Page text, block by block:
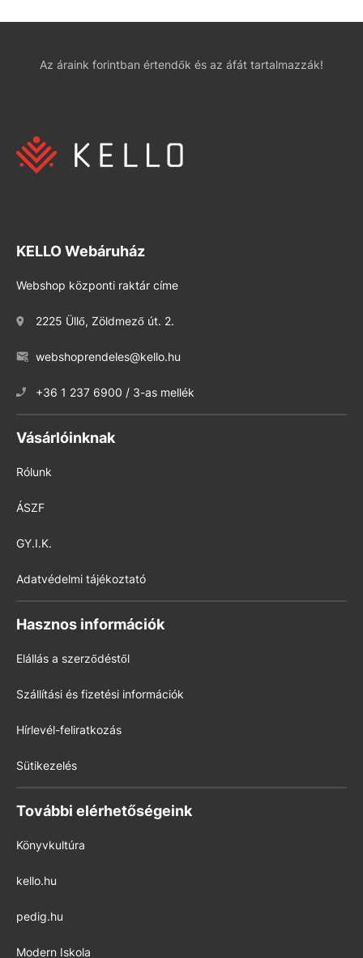
Az áraink forintban értendők és az áfát tartalmazzák!
KELLO Webáruház
Webshop központi raktár címe
2225 Üllő, Zöldmező út. 2.
webshoprendeles@kello.hu
+36 1 237 6900 / 3-as mellék
Vásárlóinknak
Rólunk
ÁSZF
GY.I.K.
Adatvédelmi tájékoztató
Hasznos információk
Elállás a szerződéstől
Szállítási és fizetési információk
Hírlevél-feliratkozás
Sütikezelés
További elérhetőségeink
Könyvkultúra
kello.hu
pedig.hu
Modern Iskola